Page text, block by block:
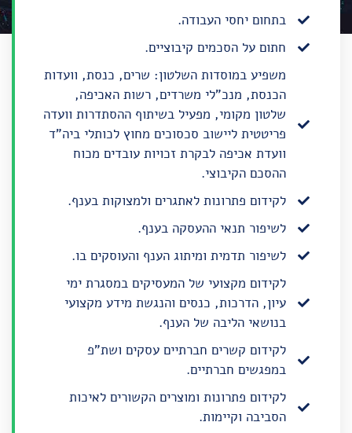
בתחום יחסי העבודה.
חתום על הסכמים קיבוציים.
משפיע במוסדות השלטון: שרים, כנסת, וועדות
הכנסת, מנכ"לי משרדים, רשות האכיפה,
שלטון מקומי, מפעיל בשיתוף ההסתדרות וועדה
פריטטית ליישוב סכסוכים מחוץ לכותלי ביה"ד
וועדת אכיפה לבקרת זכויות עובדים מכוח
ההסכם הקיבוצי.
לקידום פתרונות לאתגרים ולמצוקות בענף.
לשיפור תנאי ההעסקה בענף.
לשיפור תדמית ומיתוג הענף והעוסקים בו.
לקידום מקצועי של המעסיקים במסגרת ימי
עיון, הדרכות, כנסים והנגשת מידע מקצועי
בנושאי הליבה של הענף.
לקידום קשרים חברתיים עסקים ושת"פ
במפגשים חברתיים.
לקידום פתרונות ומוצרים הקשורים לאיכות
הסביבה וקיימות.